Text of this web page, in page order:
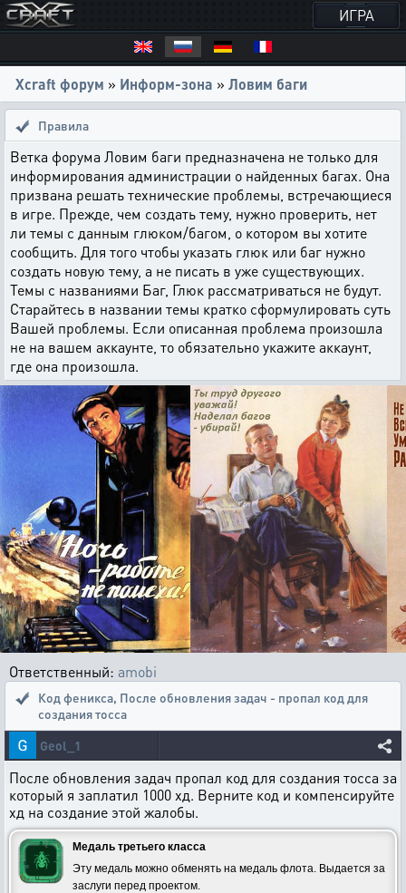
ИГРА
Xcraft форум » Информ-зона » Ловим баги
Правила
Ветка форума Ловим баги предназначена не только для
информирования администрации о найденных багах. Она
призвана решать технические проблемы, встречающиеся
в игре. Прежде, чем создать тему, нужно проверить, нет
ли темы с данным глюком/багом, о котором вы хотите
сообщить. Для того чтобы указать глюк или баг нужно
создать новую тему, а не писать в уже существующих.
Темы с названиями Баг, Глюк рассматриваться не будут.
Старайтесь в названии темы кратко сформулировать суть
Вашей проблемы. Если описанная проблема произошла
не на вашем аккаунте, то обязательно укажите аккаунт,
где она произошла.
Ответственный: amobi
Код феникса, После обновления задач - пропал код для
создания тосса
Geol_1
После обновления задач пропал код для создания тосса за
который я заплатил 1000 хд. Верните код и компенсируйте
хд на создание этой жалобы.
Медаль третьего класса
Эту медаль можно обменять на медаль флота. Выдается за
заслуги перед проектом.